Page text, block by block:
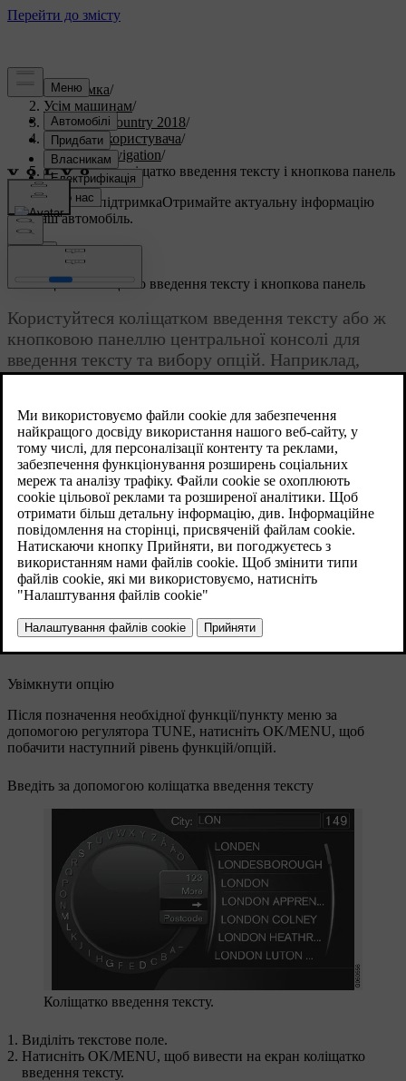
Підтримка/
Усім машинам/
S60 Cross Country 2018/
Посібник користувача/
Sensus Navigation/
Навігація - коліщатко введення тексту і кнопкова панель
Індивідуальна підтримкаОтримайте актуальну інформацію
про ваш автомобіль.
Оновлено 08.06.2023
Навігація*- коліщатко введення тексту і кнопкова панель
Користуйтеся коліщатком введення тексту або ж
кнопковою панеллю центральної консолі для
введення тексту та вибору опцій. Наприклад,
вводьте адресу або інформацію про об'єкт.
Екран з текстовим полем або опціональним
Увімкнути опцію
Після позначення необхідної функції/пункту меню за
допомогою регулятора TUNE, натисніть OK/MENU, щоб
побачити наступний рівень функцій/опцій.
Введіть за допомогою коліщатка введення тексту
Коліщатко введення тексту.
Виділіть текстове поле.
Натисніть OK/MENU, щоб вивести на екран коліщатко
введення тексту.